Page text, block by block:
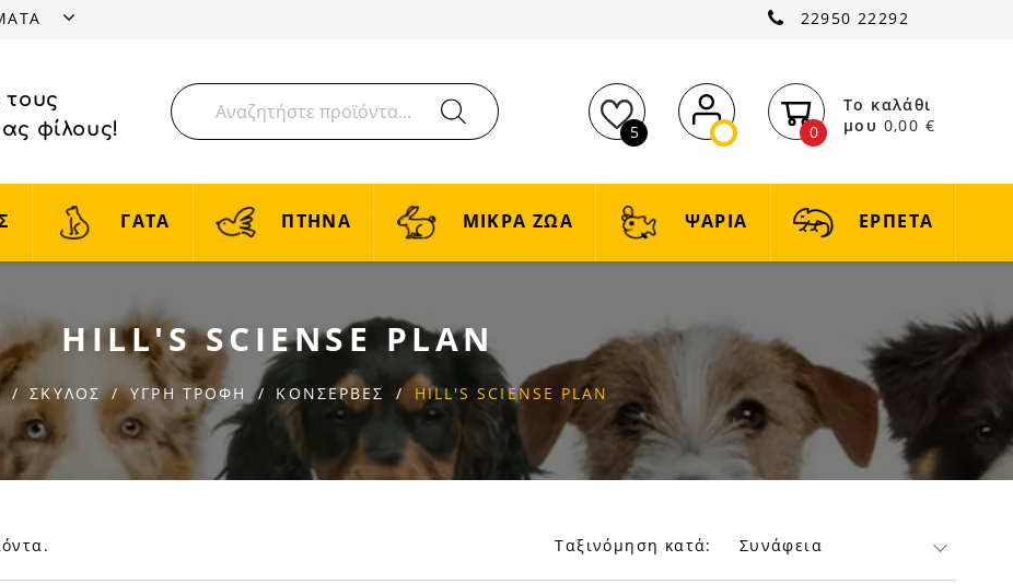
22950 22292
τους
φίλους! 5 0
Το καλάθι
μου 0,00 €
ΓΑΤΑ ΠΤΗΝΑ ΜΙΚΡΑ ΖΩΑ ΨΑΡΙΑ ΕΡΠΕΤΑ
HILL'S SCIENSE PLAN
ΣΚΥΛΟΣ ΥΓΡΗ ΤΡΟΦΗ ΚΟΝΣΕΡΒΕΣ HILL'S SCIENSE PLAN
Ταξινόμηση κατά: Συνάφεια